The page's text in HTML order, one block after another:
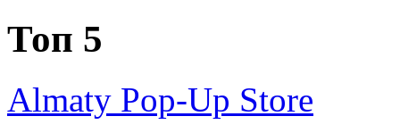
Топ 5
Almaty Pop-Up Store